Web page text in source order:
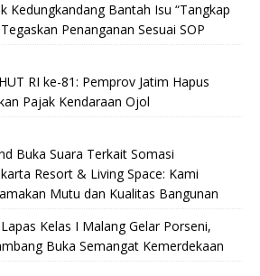
Kedungkandang Bantah Isu “Tangkap
Penanganan Sesuai SOP
RI ke-81: Pemprov Jatim Hapus
Pajak Kendaraan Ojol
Buka Suara Terkait Somasi
Resort & Living Space: Kami
Mutu dan Kualitas Bangunan
Kelas I Malang Gelar Porseni,
Buka Semangat Kemerdekaan